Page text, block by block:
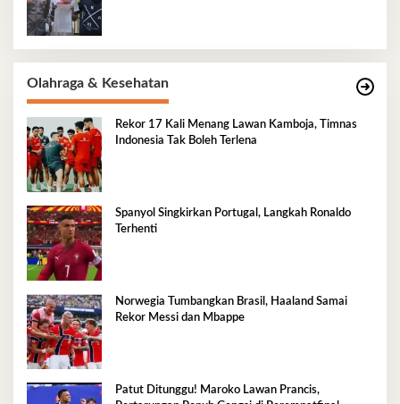
Olahraga & Kesehatan
Rekor 17 Kali Menang Lawan Kamboja, Timnas
Indonesia Tak Boleh Terlena
Spanyol Singkirkan Portugal, Langkah Ronaldo
Terhenti
Norwegia Tumbangkan Brasil, Haaland Samai
Rekor Messi dan Mbappe
Patut Ditunggu! Maroko Lawan Prancis,